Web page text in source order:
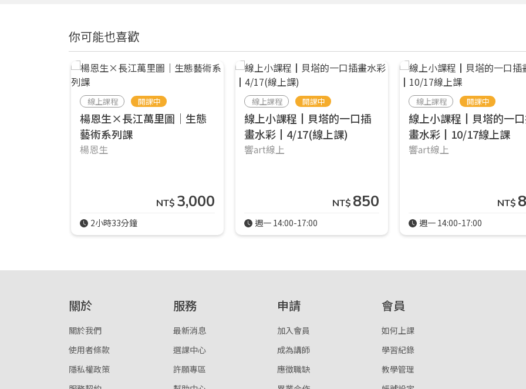
你可能也喜歡
線上課程 開課中
楊恩生×長江萬里圖｜生態
藝術系列課
楊恩生
NT$ 3,000
2小時33分鐘
線上課程 開課中
線上小課程┃貝塔的一口插
畫水彩┃4/17(線上課)
響art線上
NT$ 850
週一 14:00-17:00
線上課程 開課中
線上小課程┃貝塔的一
畫水彩┃10/17線上課
響art線上
NT$
週一 14:00-17:00
關於
關於我們
使用者條款
隱私權政策
服務
最新消息
選課中心
許願專區
申請
加入會員
成為講師
應徵職缺
會員
如何上課
學習紀錄
教學管理